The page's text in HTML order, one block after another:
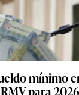
mínimo
para 2026